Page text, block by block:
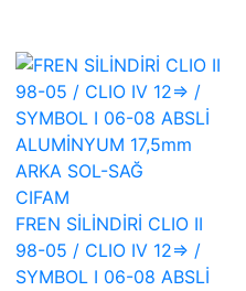
CIFAM
FREN SİLİNDİRİ CLIO II
98-05 / CLIO IV 12=> /
SYMBOL I 06-08 ABSLİ